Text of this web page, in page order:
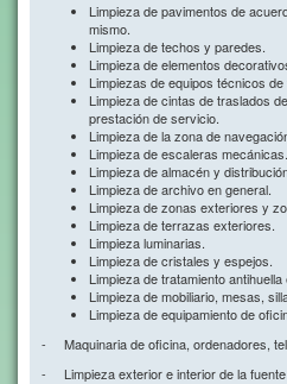
Limpieza de pavimentos de
mismo.
Limpieza de techos y paredes.
Limpieza de elementos
Limpiezas de equipos técnicos
Limpieza de cintas de traslados
prestación de servicio.
Limpieza de la zona de
Limpieza de escaleras mecánicas.
Limpieza de almacén y
Limpieza de archivo en general.
Limpieza de zonas exteriores y
Limpieza de terrazas exteriores.
Limpieza luminarias.
Limpieza de cristales y espejos.
Limpieza de tratamiento
Limpieza de mobiliario, mesas,
Limpieza de equipamiento de
- Maquinaria de oficina, ordenadores,
- Limpieza exterior e interior de la fuente